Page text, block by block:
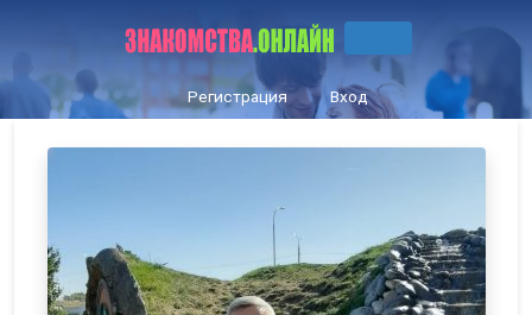
Регистрация Вход